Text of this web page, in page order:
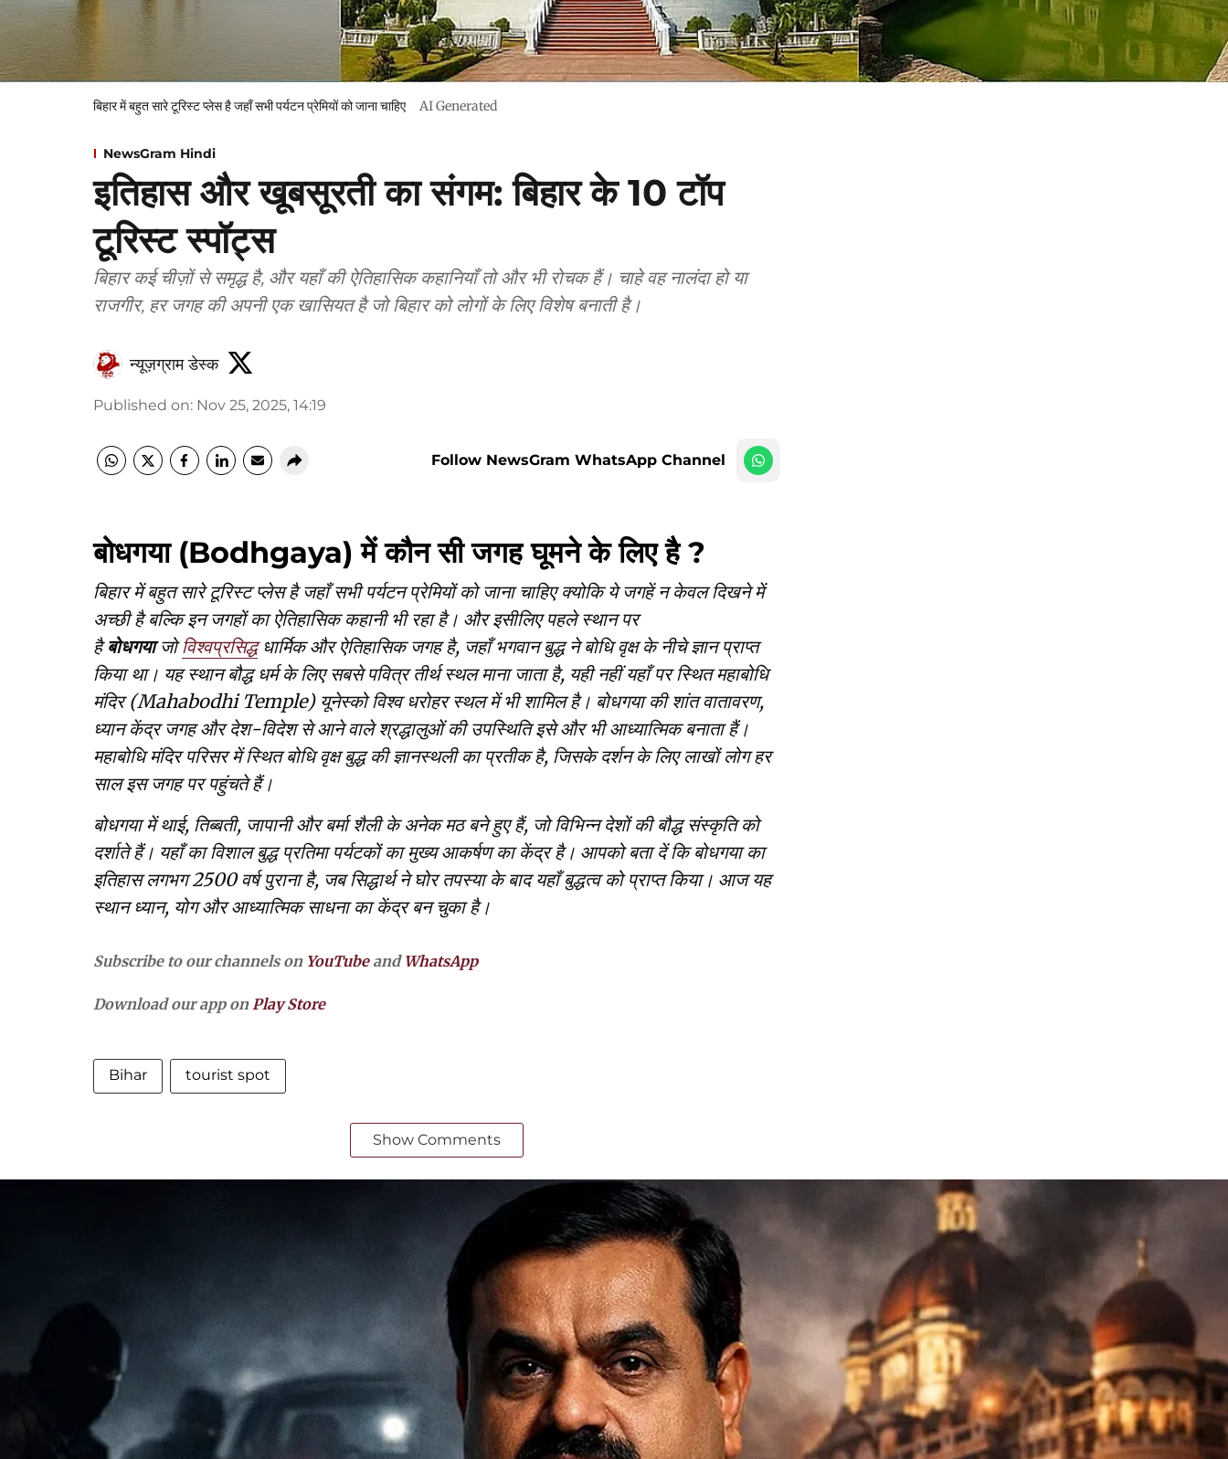
बिहार में बहुत सारे टूरिस्ट प्लेस है जहाँ सभी पर्यटन प्रेमियों को जाना चाहिए AI Generated
NewsGram Hindi
इतिहास और खूबसूरती का संगम: बिहार के 10 टॉप
टूरिस्ट स्पॉट्स
बिहार कई चीज़ों से समृद्ध है, और यहाँ की ऐतिहासिक कहानियाँ तो और भी रोचक हैं। चाहे वह नालंदा हो या
राजगीर, हर जगह की अपनी एक खासियत है जो बिहार को लोगों के लिए विशेष बनाती है।
न्यूज़ग्राम डेस्क
Published on: Nov 25, 2025, 14:19
Follow NewsGram WhatsApp Channel
बोधगया (Bodhgaya) में कौन सी जगह घूमने के लिए है ?
बिहार में बहुत सारे टूरिस्ट प्लेस है जहाँ सभी पर्यटन प्रेमियों को जाना चाहिए क्योकि ये जगहें न केवल दिखने में
अच्छी है बल्कि इन जगहों का ऐतिहासिक कहानी भी रहा है। और इसीलिए पहले स्थान पर
हैबोधगयाजोविश्वप्रसिद्धधार्मिक और ऐतिहासिक जगह है, जहाँ भगवान बुद्ध ने बोधि वृक्ष के नीचे ज्ञान प्राप्त
किया था। यह स्थान बौद्ध धर्म के लिए सबसे पवित्र तीर्थ स्थल माना जाता है, यही नहीं यहाँ पर स्थित महाबोधि
मंदिर (Mahabodhi Temple) यूनेस्को विश्व धरोहर स्थल में भी शामिल है। बोधगया की शांत वातावरण,
ध्यान केंद्र जगह और देश-विदेश से आने वाले श्रद्धालुओं की उपस्थिति इसे और भी आध्यात्मिक बनाता हैं।
महाबोधि मंदिर परिसर में स्थित बोधि वृक्ष बुद्ध की ज्ञानस्थली का प्रतीक है, जिसके दर्शन के लिए लाखों लोग हर
साल इस जगह पर पहुंचते हैं।
बोधगया में थाई, तिब्बती, जापानी और बर्मा शैली के अनेक मठ बने हुए हैं, जो विभिन्न देशों की बौद्ध संस्कृति को
दर्शाते हैं। यहाँ का विशाल बुद्ध प्रतिमा पर्यटकों का मुख्य आकर्षण का केंद्र है। आपको बता दें कि बोधगया का
इतिहास लगभग 2500 वर्ष पुराना है, जब सिद्धार्थ ने घोर तपस्या के बाद यहाँ बुद्धत्व को प्राप्त किया। आज यह
स्थान ध्यान, योग और आध्यात्मिक साधना का केंद्र बन चुका है।
Subscribe to our channels on YouTubeand WhatsApp
Download our app onPlay Store
Bihar tourist spot
Show Comments